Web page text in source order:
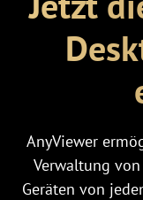
AnyViewer
Verwaltung
Geräten von